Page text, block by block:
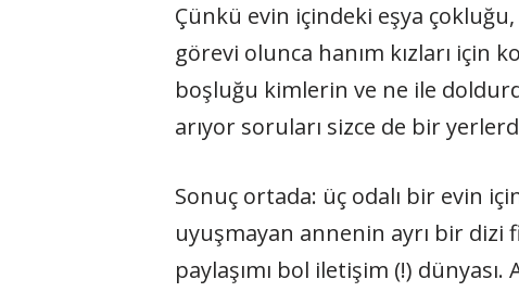
Çünkü evin içindeki eşya
görevi olunca hanım kızları için
boşluğu kimlerin ve ne ile
arıyor soruları sizce de bir
Sonuç ortada: üç odalı bir evin
uyuşmayan annenin ayrı bir dizi
paylaşımı bol iletişim (!)